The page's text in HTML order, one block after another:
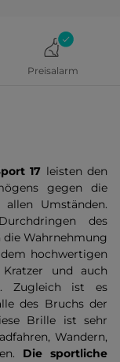
Preisalarm
17 leisten den
gegen die
Umständen.
des
die Wahrnehmung
hochwertigen
und auch
Zugleich ist es
des Bruchs der
Brille ist sehr
Wandern,
Die sportliche